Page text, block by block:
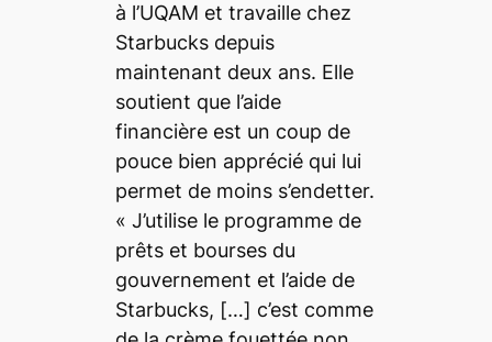
à l’UQAM et travaille chez
Starbucks depuis
maintenant deux ans. Elle
soutient que l’aide
financière est un coup de
pouce bien apprécié qui lui
permet de moins s’endetter.
« J’utilise le programme de
prêts et bourses du
gouvernement et l’aide de
Starbucks, […] c’est comme